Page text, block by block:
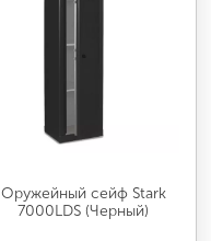
Оружейный сейф Stark
7000LDS (Черный)